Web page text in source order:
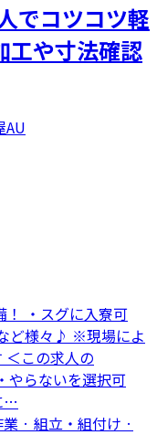
でコツコツ軽
や寸法確認
AU
！ ・スグに入寮可
ど様々♪ ※現場によ
＜この求人の
やらないを選択可
…
· 組立・組付け ·